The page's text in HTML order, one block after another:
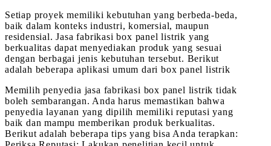
Setiap proyek memiliki kebutuhan yang berbeda-beda,
baik dalam konteks industri, komersial, maupun
residensial. Jasa fabrikasi box panel listrik yang
berkualitas dapat menyediakan produk yang sesuai
dengan berbagai jenis kebutuhan tersebut. Berikut
adalah beberapa aplikasi umum dari box panel listrik
Memilih penyedia jasa fabrikasi box panel listrik tidak
boleh sembarangan. Anda harus memastikan bahwa
penyedia layanan yang dipilih memiliki reputasi yang
baik dan mampu memberikan produk berkualitas.
Berikut adalah beberapa tips yang bisa Anda terapkan: